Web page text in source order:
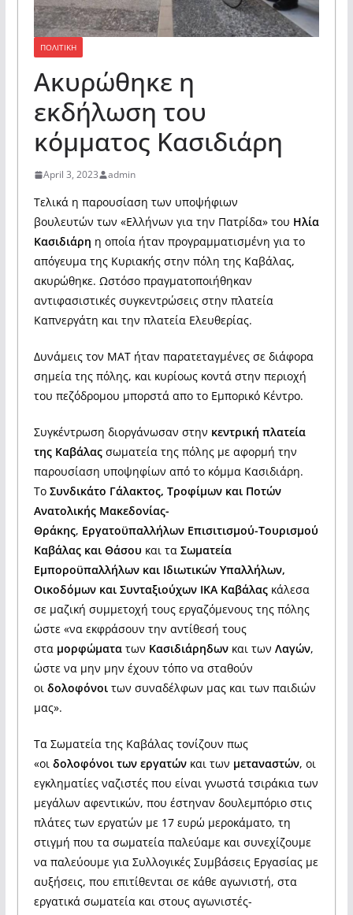
ΠΟΛΙΤΙΚΗ
Ακυρώθηκε η
εκδήλωση του
κόμματος Κασιδιάρη
April 3, 2023 admin
Τελικά η παρουσίαση των υποψήφιων
βουλευτών των «Ελλήνων για την Πατρίδα» του Ηλία
Κασιδιάρη η οποία ήταν προγραμματισμένη για το
απόγευμα της Κυριακής στην πόλη της Καβάλας,
ακυρώθηκε. Ωστόσο πραγματοποιήθηκαν
αντιφασιστικές συγκεντρώσεις στην πλατεία
Καπνεργάτη και την πλατεία Ελευθερίας.
Δυνάμεις τον ΜΑΤ ήταν παρατεταγμένες σε διάφορα
σημεία της πόλης, και κυρίοως κοντά στην περιοχή
του πεζόδρομου μπορστά απο το Εμπορικό Κέντρο.
Συγκέντρωση διοργάνωσαν στην κεντρική πλατεία
της Καβάλαςσωματεία της πόλης με αφορμή την
παρουσίαση υποψηφίων από το κόμμα Κασιδιάρη.
ΤοΣυνδικάτο Γάλακτος, Τροφίμων και Ποτών
Ανατολικής Μακεδονίας-
Θράκης, Εργατοϋπαλλήλων Επισιτισμού-Τουρισμού
Καβάλας και Θάσου και τα Σωματεία
Εμποροϋπαλλήλων και Ιδιωτικών Υπαλλήλων,
Οικοδόμων και Συνταξιούχων ΙΚΑ Καβάλαςκάλεσα
σε μαζική συμμετοχή τους εργαζόμενους της πόλης
ώστε «να εκφράσουν την αντίθεσή τους
στα μορφώματα των Κασιδιάρηδων και των Λαγών,
ώστε να μην μην έχουν τόπο να σταθούν
οι δολοφόνοιτων συναδέλφων μας και των παιδιών
μας».
Τα Σωματεία της Καβάλας τονίζουν πως
«οι δολοφόνοι των εργατώνκαι των μεταναστών, οι
εγκληματίες ναζιστές που είναι γνωστά τσιράκια των
μεγάλων αφεντικών, που έστηναν δουλεμπόριο στις
πλάτες των εργατών με 17 ευρώ μεροκάματο, τη
στιγμή που τα σωματεία παλεύαμε και συνεχίζουμε
να παλεύουμε για Συλλογικές Συμβάσεις Εργασίας με
αυξήσεις, που επιτίθενται σε κάθε αγωνιστή, στα
εργατικά σωματεία και στους αγωνιστές-